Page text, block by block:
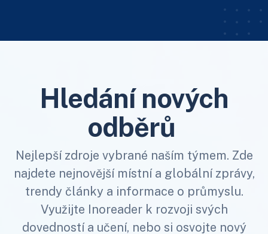
Hledání nových
odběrů
Nejlepší zdroje vybrané naším týmem. Zde
najdete nejnovější místní a globální zprávy,
trendy články a informace o průmyslu.
Využijte Inoreader k rozvoji svých
dovedností a učení, nebo si osvojte nový